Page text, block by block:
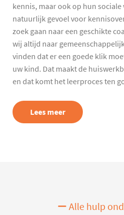
kennis, maar ook op hun sociale
natuurlijk gevoel voor
zoek gaan naar een geschikte
wij altijd naar
vinden dat er een goede klik
uw kind. Dat maakt de
en dat komt het leerproces ten
Lees meer
Alle hulp